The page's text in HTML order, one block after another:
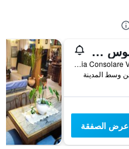
نيو ناكسوس فيليدج
Via Consolare Valeria 118/L, جيارديني ناكسوس, صقلية, إيطاليا
عرض الصفقة